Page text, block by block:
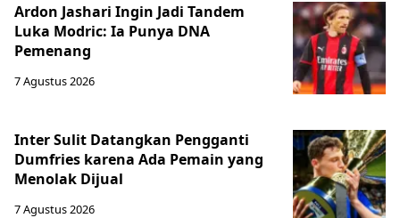
Ardon Jashari Ingin Jadi Tandem
Luka Modric: Ia Punya DNA
Pemenang
7 Agustus 2026
Inter Sulit Datangkan Pengganti
Dumfries karena Ada Pemain yang
Menolak Dijual
7 Agustus 2026